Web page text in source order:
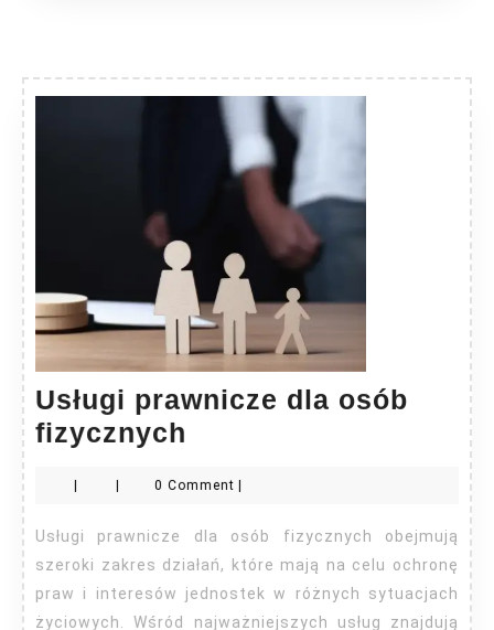
Usługi prawnicze dla osób
fizycznych
dla
osób
fizycznych
0 Comment
Usługi prawnicze dla osób fizycznych obejmują
szeroki zakres działań, które mają na celu ochronę
praw i interesów jednostek w różnych sytuacjach
życiowych. Wśród najważniejszych usług znajdują